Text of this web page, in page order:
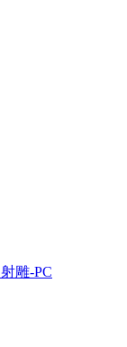
射雕-PC